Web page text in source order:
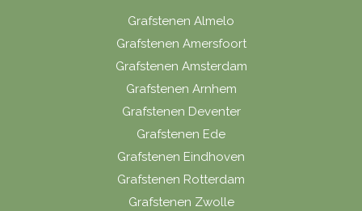
Grafstenen Almelo
Grafstenen Amersfoort
Grafstenen Amsterdam
Grafstenen Arnhem
Grafstenen Deventer
Grafstenen Ede
Grafstenen Eindhoven
Grafstenen Rotterdam
Grafstenen Zwolle